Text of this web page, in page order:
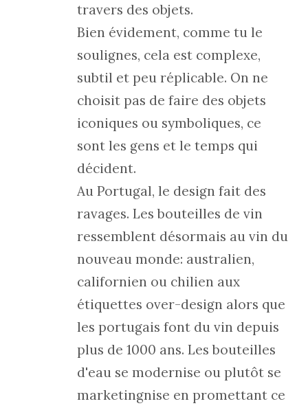
travers des objets.
Bien évidement, comme tu le
soulignes, cela est complexe,
subtil et peu réplicable. On ne
choisit pas de faire des objets
iconiques ou symboliques, ce
sont les gens et le temps qui
décident.
Au Portugal, le design fait des
ravages. Les bouteilles de vin
ressemblent désormais au vin du
nouveau monde: australien,
californien ou chilien aux
étiquettes over-design alors que
les portugais font du vin depuis
plus de 1000 ans. Les bouteilles
d'eau se modernise ou plutôt se
marketingnise en promettant ce